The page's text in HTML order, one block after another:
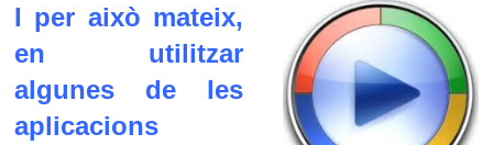
I per això mateix,
en utilitzar
algunes de les
aplicacions